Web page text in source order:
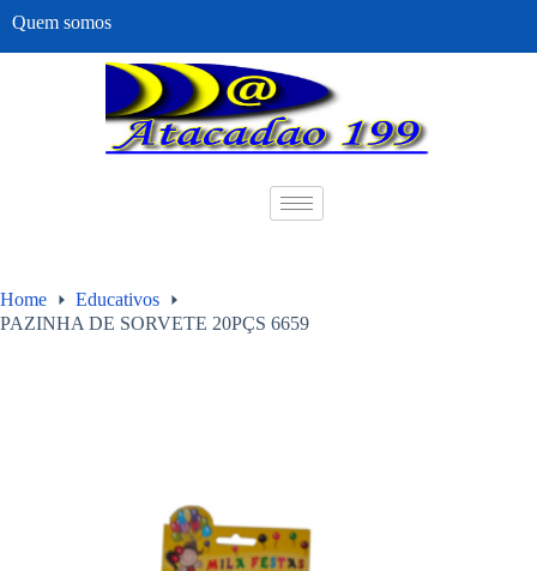
Quem somos
Home
Educativos
PAZINHA DE SORVETE 20PÇS 6659